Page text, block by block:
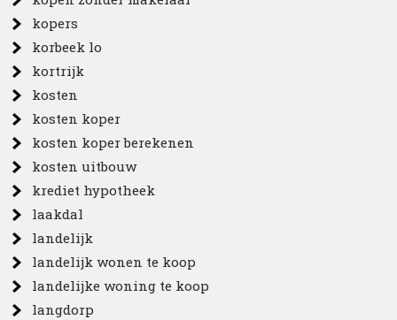
kopers
korbeek lo
kortrijk
kosten
kosten koper
kosten koper berekenen
kosten uitbouw
krediet hypotheek
laakdal
landelijk
landelijk wonen te koop
landelijke woning te koop
langdorp